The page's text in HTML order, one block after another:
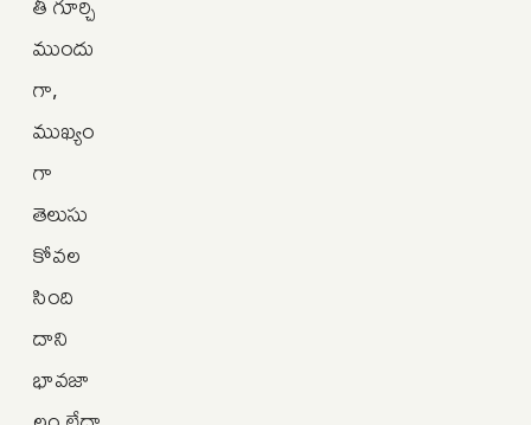
ముందు
గా,
ముఖ్యం
గా
తెలుసు
కోవల
సింది
దాని
భావజా